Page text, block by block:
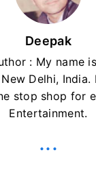
Deepak
: My name
Delhi, India.
stop shop for
Entertainment.
...